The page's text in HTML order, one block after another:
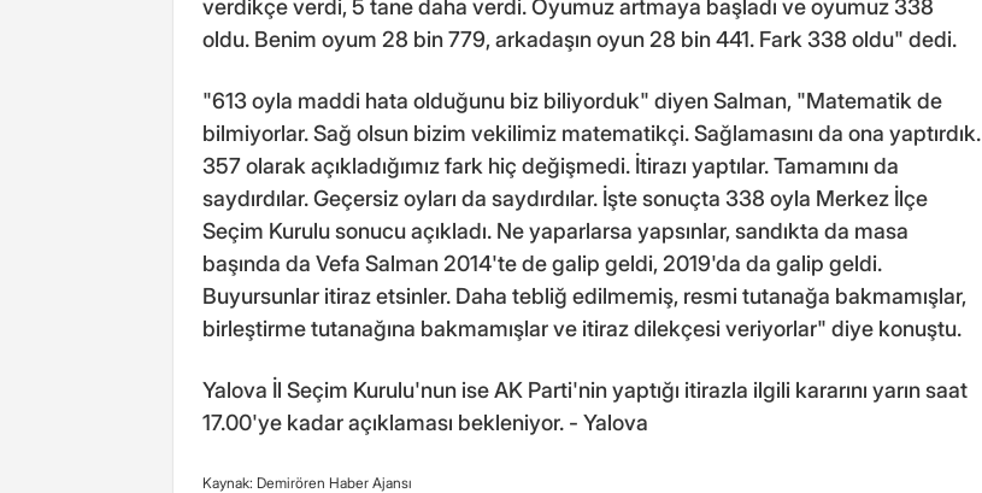
verdikçe verdi, 5 tane daha verdi. Oyumuz artmaya başladı ve oyumuz 338
oldu. Benim oyum 28 bin 779, arkadaşın oyun 28 bin 441. Fark 338 oldu" dedi.
"613 oyla maddi hata olduğunu biz biliyorduk" diyen Salman, "Matematik de
bilmiyorlar. Sağ olsun bizim vekilimiz matematikçi. Sağlamasını da ona yaptırdık.
357 olarak açıkladığımız fark hiç değişmedi. İtirazı yaptılar. Tamamını da
saydırdılar. Geçersiz oyları da saydırdılar. İşte sonuçta 338 oyla Merkez İlçe
Seçim Kurulu sonucu açıkladı. Ne yaparlarsa yapsınlar, sandıkta da masa
başında da Vefa Salman 2014'te de galip geldi, 2019'da da galip geldi.
Buyursunlar itiraz etsinler. Daha tebliğ edilmemiş, resmi tutanağa bakmamışlar,
birleştirme tutanağına bakmamışlar ve itiraz dilekçesi veriyorlar" diye konuştu.
Yalova İl Seçim Kurulu'nun ise AK Parti'nin yaptığı itirazla ilgili kararını yarın saat
17.00'ye kadar açıklaması bekleniyor. - Yalova
Kaynak: Demirören Haber Ajansı